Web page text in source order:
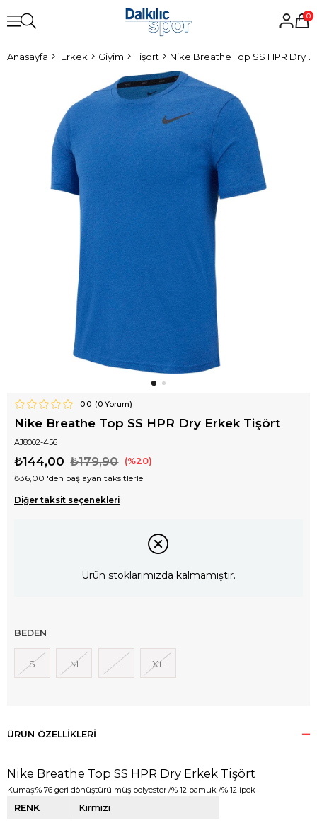
0
Anasayfa Erkek Giyim Tişört Nike Breathe Top SS HPR Dry
0.0 (0Yorum)
Nike Breathe Top SS HPR Dry Erkek Tişört
AJ8002-456
₺179,90
₺144,00 20
₺36,00 'den başlayan taksitlerle
Diğer taksit seçenekleri
Ürün stoklarımızda kalmamıştır.
BEDEN
S M L XL
ÜRÜN ÖZELLIKLERI
Nike Breathe Top SS HPR Dry Erkek Tişört
Kumaş:% 76 geri dönüştürülmüş polyester /% 12 pamuk /% 12 ipek
RENK Kırmızı